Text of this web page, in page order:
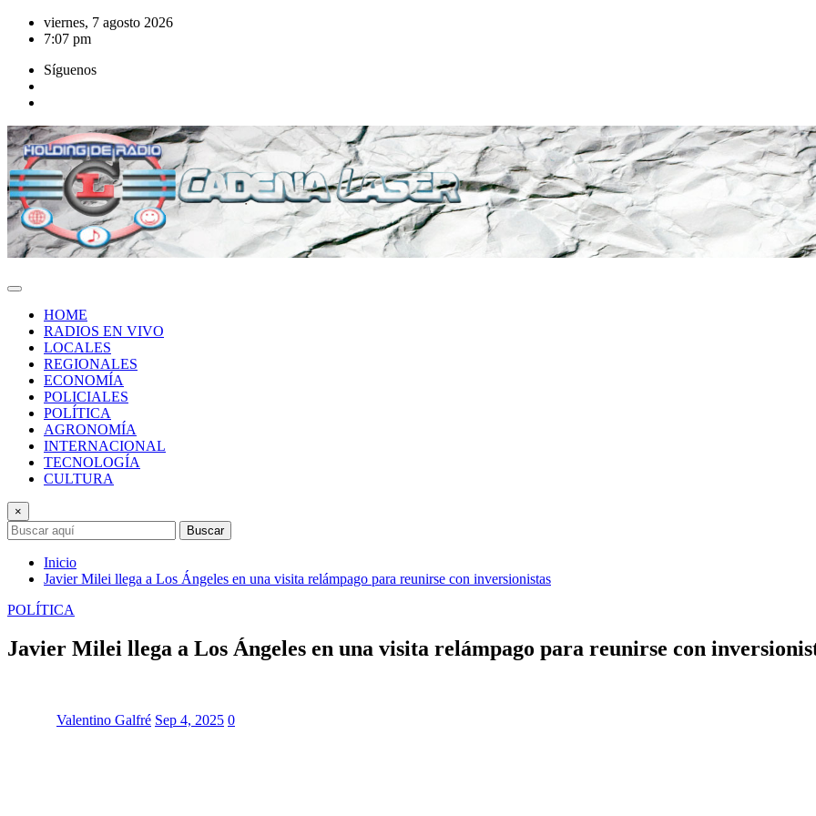
Saltar
viernes, 7 agosto 2026
7:07 pm
Síguenos
HOME
RADIOS EN VIVO
LOCALES
REGIONALES
ECONOMÍA
POLICIALES
POLÍTICA
AGRONOMÍA
INTERNACIONAL
TECNOLOGÍA
CULTURA
×
Buscar
Inicio
Javier Milei llega a Los Ángeles en una visita relámpago para reunirse con inversionistas
POLÍTICA
Javier Milei llega a Los Ángeles en una visita relámpago para reunirse con
Valentino Galfré Sep 4, 2025 0